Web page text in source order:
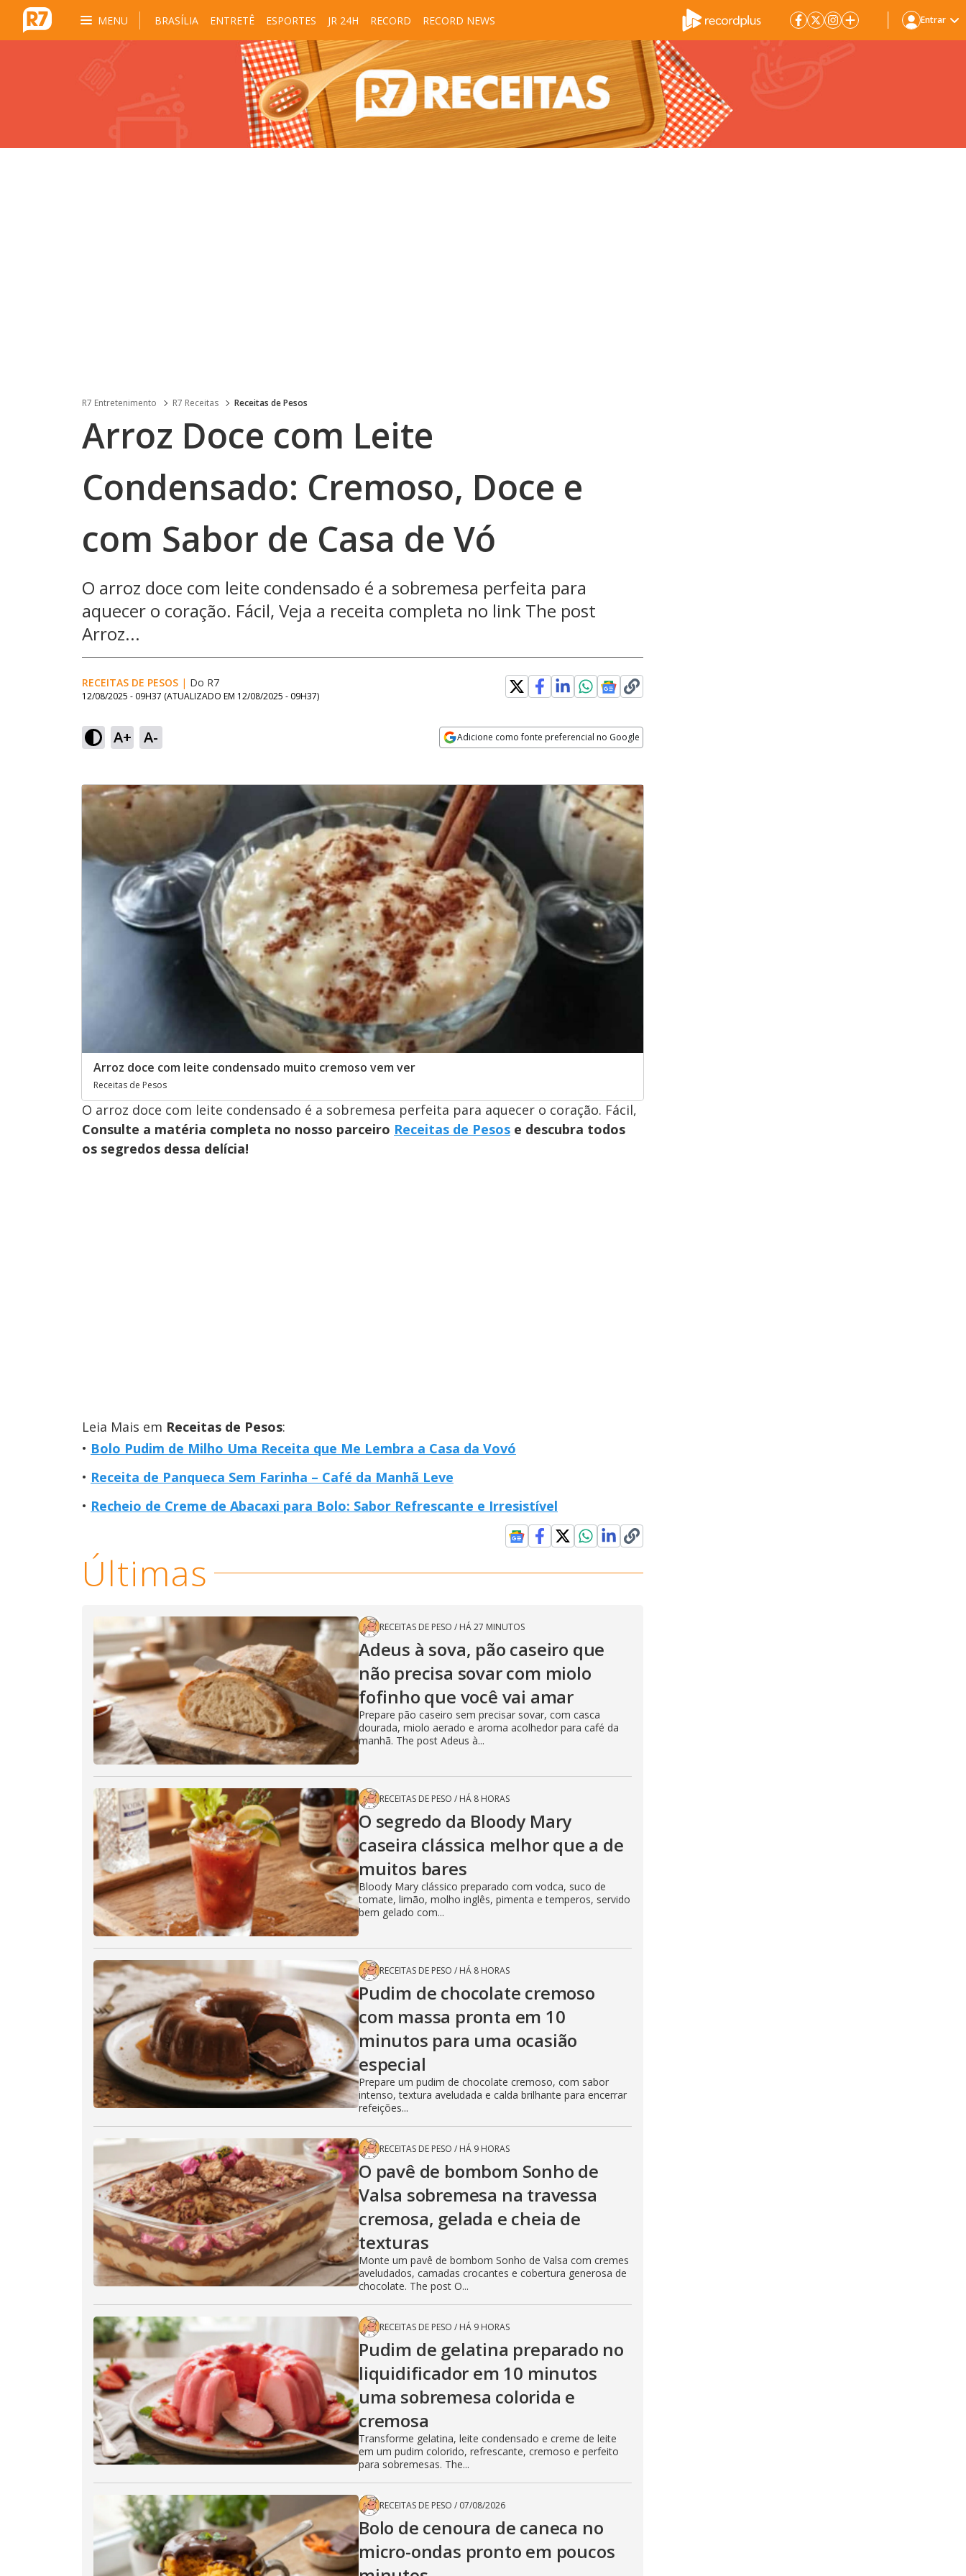
MENU BRASÍLIA ENTRETÊ ESPORTES JR 24H RECORD RECORD NEWS Entrar
R7 Entretenimento R7 Receitas Receitas de Pesos
Arroz Doce com Leite
Condensado: Cremoso, Doce e
com Sabor de Casa de Vó
O arroz doce com leite condensado é a sobremesa perfeita para
aquecer o coração. Fácil, Veja a receita completa no link The post
Arroz...
RECEITAS DE PESOS | Do R7
12/08/2025 - 09H37 (ATUALIZADO EM 12/08/2025 - 09H37)
A+ A- Adicione como fonte preferencial no Google
Arroz doce com leite condensado muito cremoso vem ver
Receitas de Pesos
O arroz doce com leite condensado é a sobremesa perfeita para aquecer o coração. Fácil,
Consulte a matéria completa no nosso parceiro Receitas de Pesos e descubra todos
os segredos dessa delícia!
Leia Mais em Receitas de Pesos:
Bolo Pudim de Milho Uma Receita que Me Lembra a Casa da Vovó
Receita de Panqueca Sem Farinha – Café da Manhã Leve
Recheio de Creme de Abacaxi para Bolo: Sabor Refrescante e Irresistível
Últimas
RECEITAS DE PESO / HÁ 27 MINUTOS
Adeus à sova, pão caseiro que
não precisa sovar com miolo
fofinho que você vai amar
Prepare pão caseiro sem precisar sovar, com casca
dourada, miolo aerado e aroma acolhedor para café da
manhã. The post Adeus à...
RECEITAS DE PESO / HÁ 8 HORAS
O segredo da Bloody Mary
caseira clássica melhor que a de
muitos bares
Bloody Mary clássico preparado com vodca, suco de
tomate, limão, molho inglês, pimenta e temperos, servido
bem gelado com...
RECEITAS DE PESO / HÁ 8 HORAS
Pudim de chocolate cremoso
com massa pronta em 10
minutos para uma ocasião
especial
Prepare um pudim de chocolate cremoso, com sabor
intenso, textura aveludada e calda brilhante para encerrar
refeições...
RECEITAS DE PESO / HÁ 9 HORAS
O pavê de bombom Sonho de
Valsa sobremesa na travessa
cremosa, gelada e cheia de
texturas
Monte um pavê de bombom Sonho de Valsa com cremes
aveludados, camadas crocantes e cobertura generosa de
chocolate. The post O...
RECEITAS DE PESO / HÁ 9 HORAS
Pudim de gelatina preparado no
liquidificador em 10 minutos
uma sobremesa colorida e
cremosa
Transforme gelatina, leite condensado e creme de leite
em um pudim colorido, refrescante, cremoso e perfeito
para sobremesas. The...
RECEITAS DE PESO / 07/08/2026
Bolo de cenoura de caneca no
micro-ondas pronto em poucos